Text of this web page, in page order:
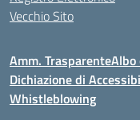
Vecchio Sito
Amm. TrasparenteAlbo
Dichiazione di
Whistleblowing